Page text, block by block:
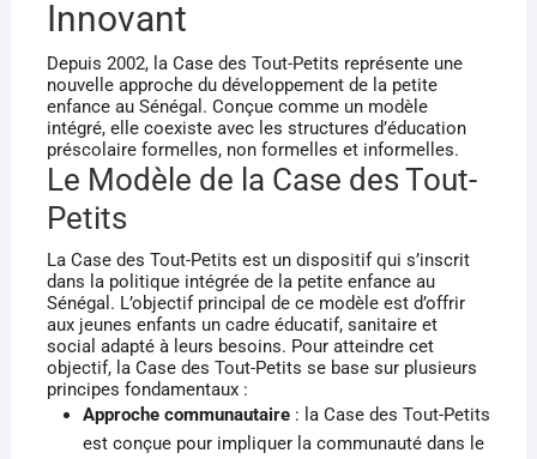
Innovant
Depuis 2002, la Case des Tout-Petits représente une
nouvelle approche du développement de la petite
enfance au Sénégal. Conçue comme un modèle
intégré, elle coexiste avec les structures d’éducation
préscolaire formelles, non formelles et informelles.
Le Modèle de la Case des Tout-
Petits
La Case des Tout-Petits est un dispositif qui s’inscrit
dans la politique intégrée de la petite enfance au
Sénégal. L’objectif principal de ce modèle est d’offrir
aux jeunes enfants un cadre éducatif, sanitaire et
social adapté à leurs besoins. Pour atteindre cet
objectif, la Case des Tout-Petits se base sur plusieurs
principes fondamentaux :
Approche communautaire: la Case des Tout-Petits
est conçue pour impliquer la communauté dans le